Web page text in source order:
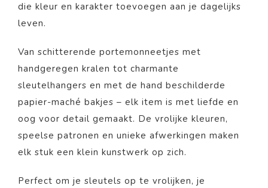
die kleur en karakter toevoegen aan je dagelijks
leven.
Van schitterende portemonneetjes met
handgeregen kralen tot charmante
sleutelhangers en met de hand beschilderde
papier-maché bakjes – elk item is met liefde en
oog voor detail gemaakt. De vrolijke kleuren,
speelse patronen en unieke afwerkingen maken
elk stuk een klein kunstwerk op zich.
Perfect om je sleutels op te vrolijken, je